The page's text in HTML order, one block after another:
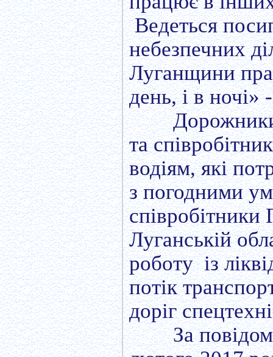
Ведеться
небезпечних
Луганщини
день, і в
та
водіям, які
з погодними
співробітники
Луганській
роботу із
потік
доріг
За